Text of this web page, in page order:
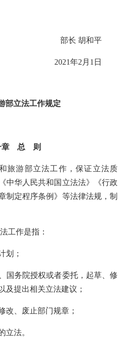
部长 胡和平
2021年2月1日
部立法工作规定
章 总 则
旅游部立法工作，保证立法质
中华人民共和国立法法》《行政
制定程序条例》 等法律法规，制
工作是指：
划；
国务院授权或者委托，起草、修
及提出相关立法建议；
改、废止部门规章；
立法。